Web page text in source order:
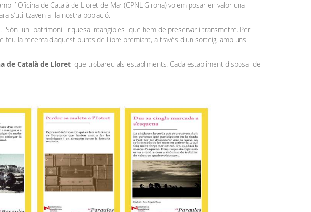
l’ Oficina de Català de Lloret de Mar (CPNL Girona) volem posar en valor una
s’utilitzaven a la nostra població.
Són un patrimoni i riquesa intangibles que hem de preservar i transmetre. Per
feu la recerca d'aquest punts de llibre premiant, a través d'un sorteig, amb uns
de Català de Lloret que trobareu als establiments. Cada establiment disposa de